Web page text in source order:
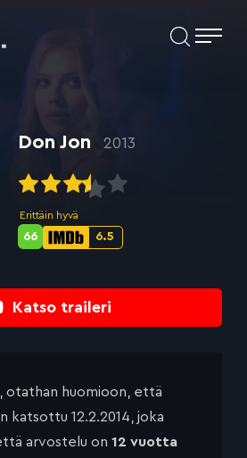
Katso traileri
Don Jon 2013
Erittäin hyvä
IMDb-
6.5
Metascore-
66
otathan huomioon, että
katsottu 12.2.2014, joka
arvostelu on 12 vuotta